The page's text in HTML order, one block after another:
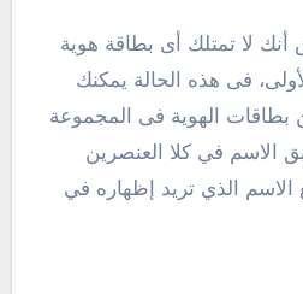
لا تمتلك أى بطاقة هوية
فى هذه الحالة يمكنك
بطاقات الهوية فى المجموعة
الاسم في كلا العنصرين
الاسم الذي تريد إظهاره في